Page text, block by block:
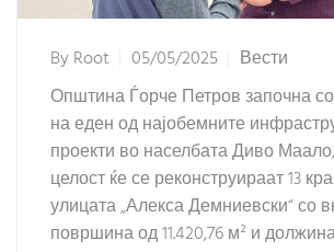
ByRoot 05/05/2025
Вести
Општина Ѓорче Петров започна
на еден од најобемните
проекти во населбата Диво
целост ќе се реконструираат 13
улицата „Алекса Демниевски“ со
површина од 11.420,76 м² и